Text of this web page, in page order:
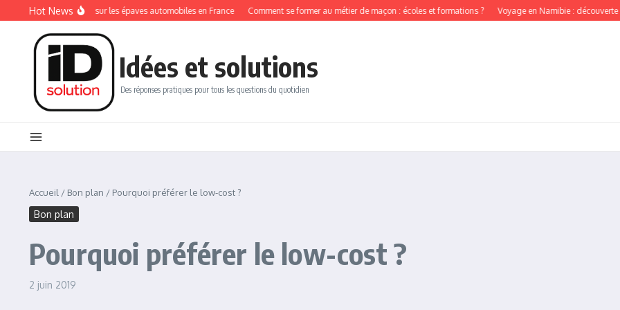
Aller au contenu
Hot Newssur les épaves automobiles en France Comment se former au métier de maçon : écoles et formations ? Voyage en Namibie : découverte des
Idées et solutions
Des réponses pratiques pour tous les questions du quotidien
Accueil / Bon plan / Pourquoi préférer le low-cost ?
Bon plan
Pourquoi préférer le low-cost ?
2 juin 2019